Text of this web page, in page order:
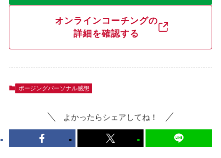
オンラインコーチングの
詳細を確認する
ポージングパーソナル感想
よかったらシェアしてね！